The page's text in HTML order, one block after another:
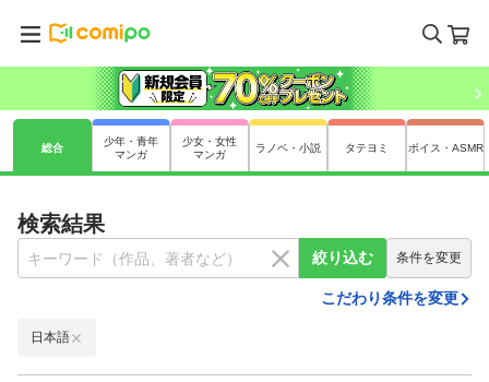
総合
少年・青年
マンガ
少女・女性
マンガ
ラノベ・小説 タテヨミ ボイス・ASMR
検索結果
絞り込む 条件を変更
こだわり条件を変更
日本語